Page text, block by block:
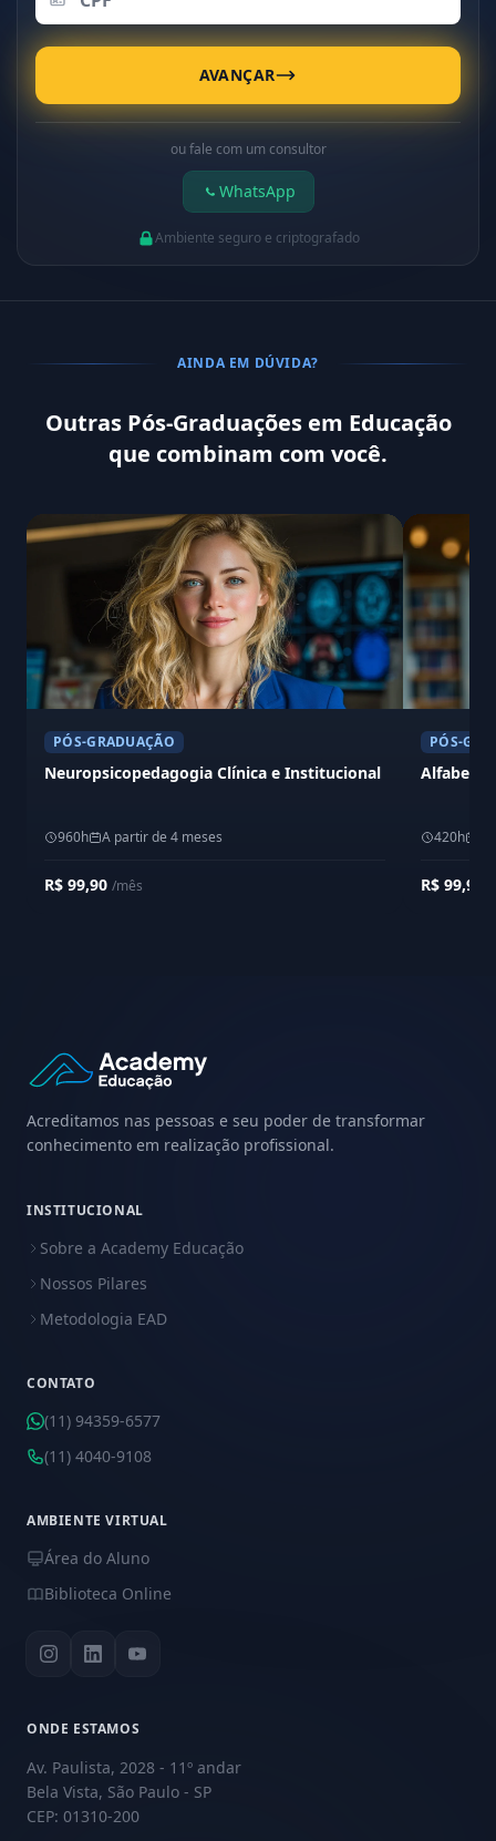
AVANÇAR
ou fale com um consultor
WhatsApp
Ambiente seguro e criptografado
AINDA EM DÚVIDA?
Outras Pós-Graduações em Educação
que combinam com você.
PÓS-GRADUAÇÃO
Neuropsicopedagogia Clínica e Institucional
960h A partir de 4 meses
R$ 99,90 /mês
PÓS-
420h
R$ 99,90
Acreditamos nas pessoas e seu poder de transformar
conhecimento em realização profissional.
INSTITUCIONAL
Sobre a Academy Educação
Nossos Pilares
Metodologia EAD
CONTATO
(11) 94359-6577
(11) 4040-9108
AMBIENTE VIRTUAL
Área do Aluno
Biblioteca Online
ONDE ESTAMOS
Av. Paulista, 2028 - 11º andar
Bela Vista, São Paulo - SP
CEP: 01310-200